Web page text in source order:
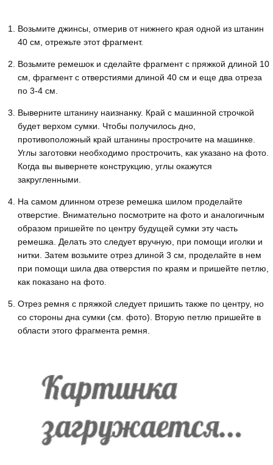
Возьмите джинсы, отмерив от нижнего края одной из штанин
40 см, отрежьте этот фрагмент.
Возьмите ремешок и сделайте фрагмент с пряжкой длиной 10
см, фрагмент с отверстиями длиной 40 см и еще два отреза
по 3-4 см.
Выверните штанину наизнанку. Край с машинной строчкой
будет верхом сумки. Чтобы получилось дно,
противоположный край штанины прострочите на машинке.
Углы заготовки необходимо прострочить, как указано на фото.
Когда вы вывернете конструкцию, углы окажутся
закругленными.
На самом длинном отрезе ремешка шилом проделайте
отверстие. Внимательно посмотрите на фото и аналогичным
образом пришейте по центру будущей сумки эту часть
ремешка. Делать это следует вручную, при помощи иголки и
нитки. Затем возьмите отрез длиной 3 см, проделайте в нем
при помощи шила два отверстия по краям и пришейте петлю,
как показано на фото.
Отрез ремня с пряжкой следует пришить также по центру, но
со стороны дна сумки (см. фото). Вторую петлю пришейте в
области этого фрагмента ремня.